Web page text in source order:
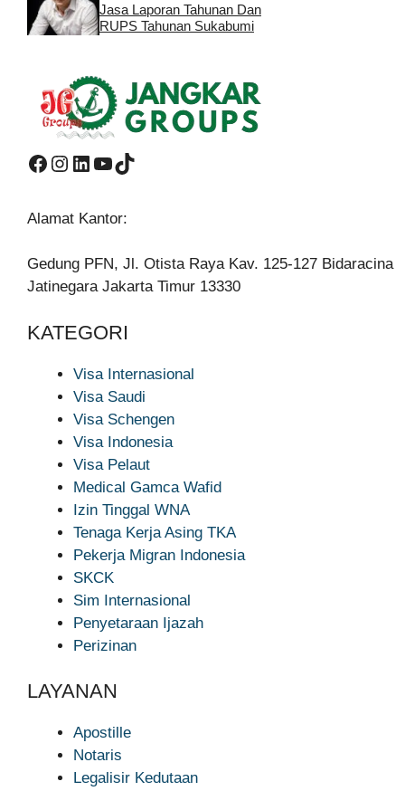
Jasa Laporan Tahunan Dan
RUPS Tahunan Sukabumi
Facebook
Instagram
LinkedIn
YouTube
TikTok
Alamat Kantor:
Gedung PFN, Jl. Otista Raya Kav. 125-127 Bidaracina
Jatinegara Jakarta Timur 13330
KATEGORI
Visa Internasional
Visa Saudi
Visa Schengen
Visa Indonesia
Visa Pelaut
Medical Gamca Wafid
Izin Tinggal WNA
Tenaga Kerja Asing TKA
Pekerja Migran Indonesia
SKCK
Sim Internasional
Penyetaraan Ijazah
Perizinan
LAYANAN
Apostille
Notaris
Legalisir Kedutaan